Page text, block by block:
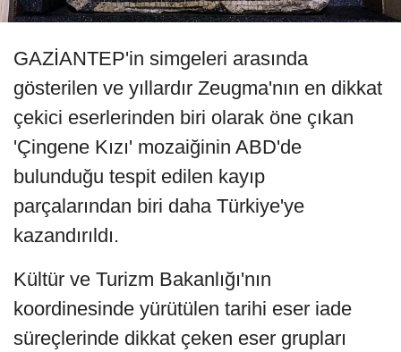
GAZİANTEP'in simgeleri arasında
gösterilen ve yıllardır Zeugma'nın en dikkat
çekici eserlerinden biri olarak öne çıkan
'Çingene Kızı' mozaiğinin ABD'de
bulunduğu tespit edilen kayıp
parçalarından biri daha Türkiye'ye
kazandırıldı.
Kültür ve Turizm Bakanlığı'nın
koordinesinde yürütülen tarihi eser iade
süreçlerinde dikkat çeken eser grupları